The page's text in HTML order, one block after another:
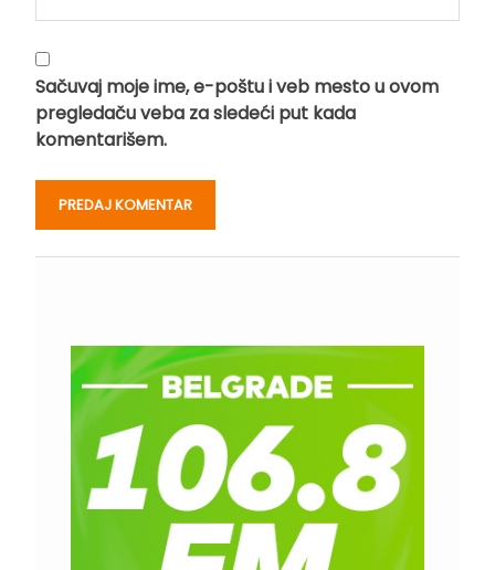
Sačuvaj moje ime, e-poštu i veb mesto u ovom
pregledaču veba za sledeći put kada
komentarišem.